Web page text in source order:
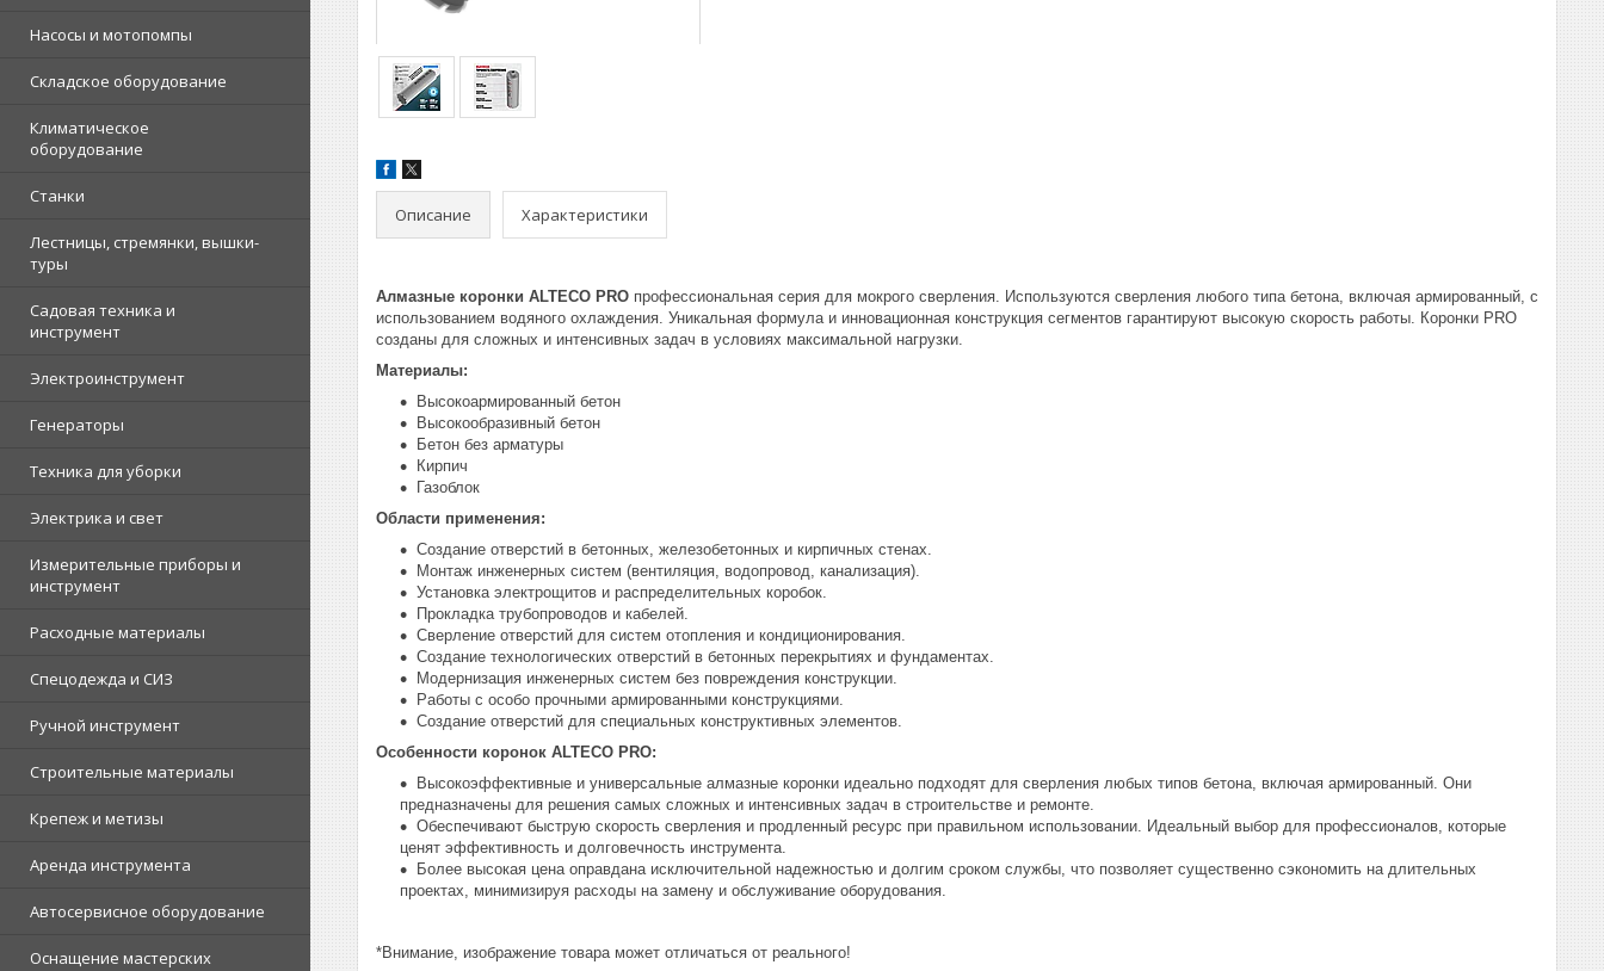
Насосы и мотопомпы
Складское оборудование
Климатическое
оборудование
Станки
Лестницы, стремянки, вышки-
туры
Садовая техника и
инструмент
Электроинструмент
Генераторы
Техника для уборки
Электрика и свет
Измерительные приборы и
инструмент
Расходные материалы
Спецодежда и СИЗ
Ручной инструмент
Строительные материалы
Крепеж и метизы
Аренда инструмента
Автосервисное оборудование
Оснащение мастерских
Описание Характеристики
Алмазные коронки ALTECO PRO профессиональная серия для мокрого сверления. Используются сверления любого типа бетона, включая армированный, с
использованием водяного охлаждения. Уникальная формула и инновационная конструкция сегментов гарантируют высокую скорость работы. Коронки PRO
созданы для сложных и интенсивных задач в условиях максимальной нагрузки.
Материалы:
Высокоармированный бетон
Высокообразивный бетон
Бетон без арматуры
Кирпич
Газоблок
Области применения:
Создание отверстий в бетонных, железобетонных и кирпичных стенах.
Монтаж инженерных систем (вентиляция, водопровод, канализация).
Установка электрощитов и распределительных коробок.
Прокладка трубопроводов и кабелей.
Сверление отверстий для систем отопления и кондиционирования.
Создание технологических отверстий в бетонных перекрытиях и фундаментах.
Модернизация инженерных систем без повреждения конструкции.
Работы с особо прочными армированными конструкциями.
Создание отверстий для специальных конструктивных элементов.
Особенности коронок ALTECO PRO:
Высокоэффективные и универсальные алмазные коронки идеально подходят для сверления любых типов бетона, включая армированный. Они
предназначены для решения самых сложных и интенсивных задач в строительстве и ремонте.
Обеспечивают быструю скорость сверления и продленный ресурс при правильном использовании. Идеальный выбор для профессионалов, которые
ценят эффективность и долговечность инструмента.
Более высокая цена оправдана исключительной надежностью и долгим сроком службы, что позволяет существенно сэкономить на длительных
проектах, минимизируя расходы на замену и обслуживание оборудования.
*Внимание, изображение товара может отличаться от реального!